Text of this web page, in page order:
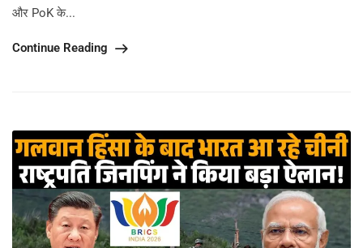
और PoK के...
Continue Reading